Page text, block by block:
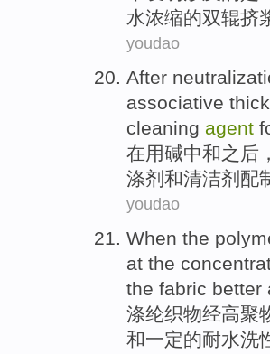
水浓缩的双辊挤
youdao
After
associative
cleaning agent
在用碱中和之后，
涤剂 和清洁剂 配
youdao
When the
at the
the fabric better
涤纶织物经高聚
和一定的耐水洗